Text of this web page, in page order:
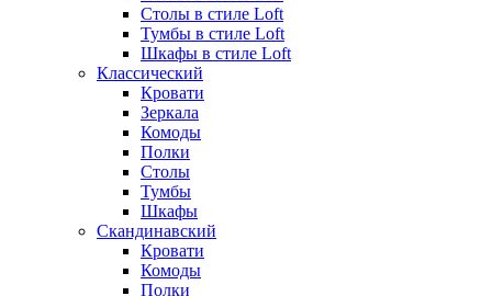
Столы в стиле Loft
Тумбы в стиле Loft
Шкафы в стиле Loft
Классический
Кровати
Зеркала
Комоды
Полки
Столы
Тумбы
Шкафы
Скандинавский
Кровати
Комоды
Полки